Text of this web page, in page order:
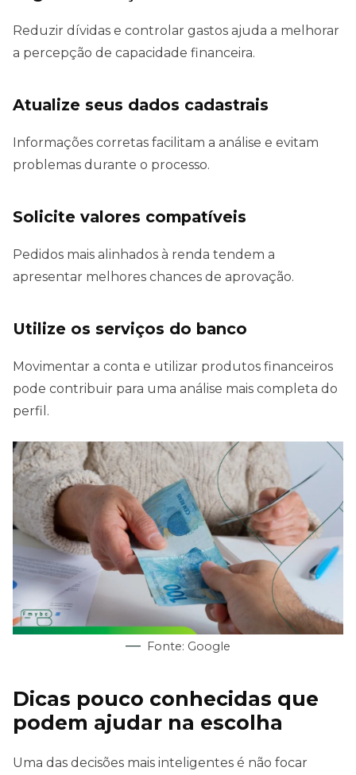
Reduzir dívidas e controlar gastos ajuda a melhorar
a percepção de capacidade financeira.
Atualize seus dados cadastrais
Informações corretas facilitam a análise e evitam
problemas durante o processo.
Solicite valores compatíveis
Pedidos mais alinhados à renda tendem a
apresentar melhores chances de aprovação.
Utilize os serviços do banco
Movimentar a conta e utilizar produtos financeiros
pode contribuir para uma análise mais completa do
perfil.
Fonte: Google
Dicas pouco conhecidas que
podem ajudar na escolha
Uma das decisões mais inteligentes é não focar